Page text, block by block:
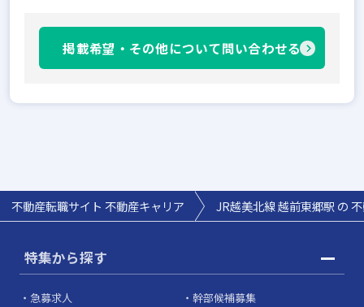
掲載希望・その他について問い合わせる
不動産転職サイト 不動産キャリア JR越美北線 越前東郷駅 の
特集から探す
急募求人
幹部候補募集